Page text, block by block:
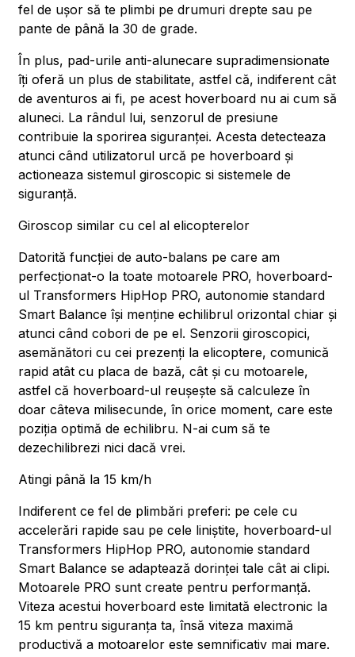
fel de ușor să te plimbi pe drumuri drepte sau pe
pante de până la 30 de grade.
În plus, pad-urile anti-alunecare supradimensionate
îți oferă un plus de stabilitate, astfel că, indiferent cât
de aventuros ai fi, pe acest hoverboard nu ai cum să
aluneci. La rândul lui, senzorul de presiune
contribuie la sporirea siguranței. Acesta detecteaza
atunci când utilizatorul urcă pe hoverboard și
actioneaza sistemul giroscopic si sistemele de
siguranță.
Giroscop similar cu cel al elicopterelor
Datorită funcției de auto-balans pe care am
perfecționat-o la toate motoarele PRO, hoverboard-
ul Transformers HipHop PRO, autonomie standard
Smart Balance își menține echilibrul orizontal chiar și
atunci când cobori de pe el. Senzorii giroscopici,
asemănători cu cei prezenți la elicoptere, comunică
rapid atât cu placa de bază, cât și cu motoarele,
astfel că hoverboard-ul reușește să calculeze în
doar câteva milisecunde, în orice moment, care este
poziția optimă de echilibru. N-ai cum să te
dezechilibrezi nici dacă vrei.
Atingi până la 15 km/h
Indiferent ce fel de plimbări preferi: pe cele cu
accelerări rapide sau pe cele liniștite, hoverboard-ul
Transformers HipHop PRO, autonomie standard
Smart Balance se adaptează dorinței tale cât ai clipi.
Motoarele PRO sunt create pentru performanță.
Viteza acestui hoverboard este limitată electronic la
15 km pentru siguranța ta, însă viteza maximă
productivă a motoarelor este semnificativ mai mare.